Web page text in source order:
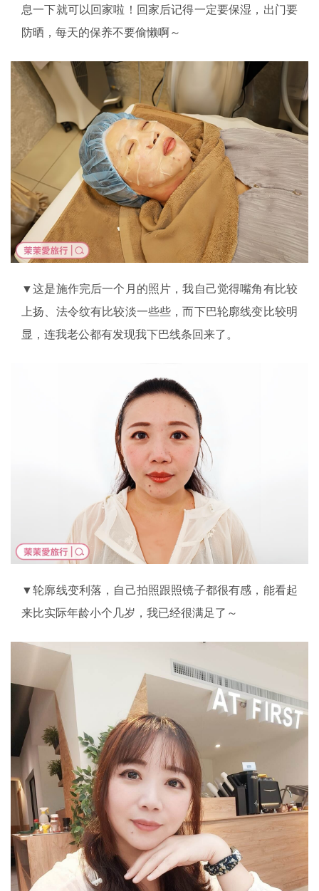
息一下就可以回家啦！回家后记得一定要保湿，出门要
防晒，每天的保养不要偷懒啊～
▼这是施作完后一个月的照片，我自己觉得嘴角有比较
上扬、法令纹有比较淡一些些，而下巴轮廓线变比较明
显，连我老公都有发现我下巴线条回来了。
▼轮廓线变利落，自己拍照跟照镜子都很有感，能看起
来比实际年龄小个几岁，我已经很满足了～